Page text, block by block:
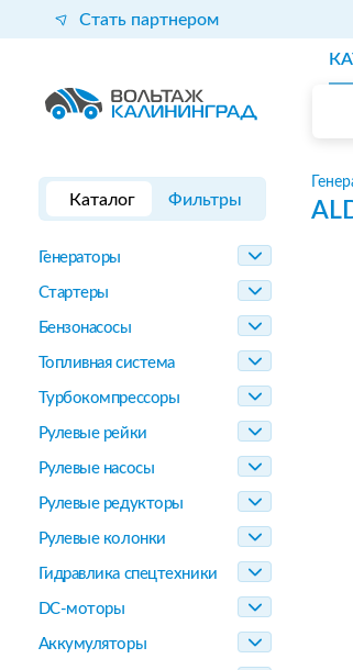
Стать партнером
Каталог Фильтры
Генераторы
Стартеры
Бензонасосы
Топливная система
Турбокомпрессоры
Рулевые рейки
Рулевые насосы
Рулевые редукторы
Рулевые колонки
Гидравлика спецтехники
DC-моторы
Аккумуляторы